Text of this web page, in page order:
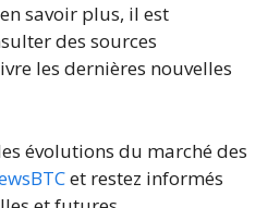
savoir plus, il est
des sources
les dernières nouvelles
évolutions du marché des
et restez informés